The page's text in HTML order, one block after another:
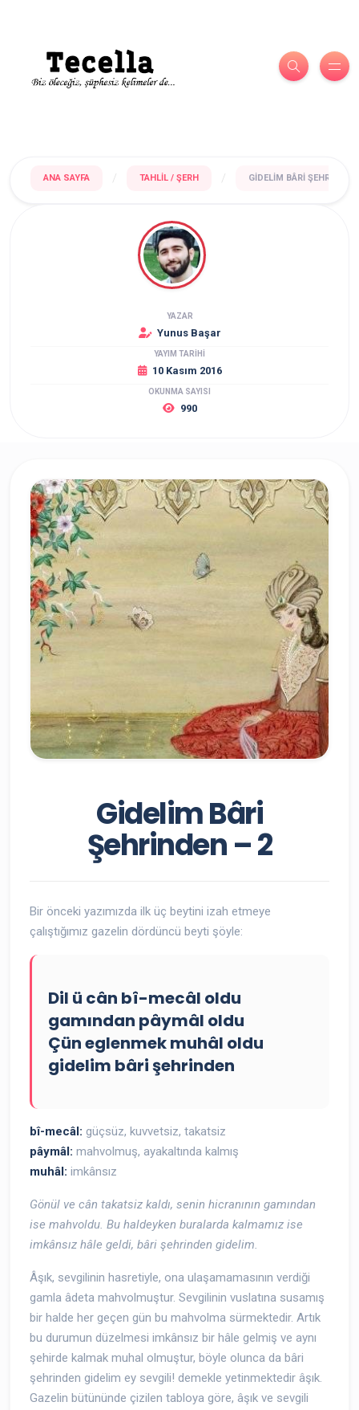
ANA SAYFA / TAHLIL / ŞERH / GIDELIM BÂRI
YAZAR
Yunus Başar
YAYIM TARİHİ
10 Kasım 2016
OKUNMA SAYISI
990
Gidelim Bâri
Şehrinden – 2
Bir önceki yazımızda ilk üç beytini izah etmeye
çalıştığımız gazelin dördüncü beyti şöyle:
Dil ü cân bî-mecâl oldu
gamından pâymâl oldu
Çün eglenmek muhâl oldu
gidelim bâri şehrinden
bî-mecâl: güçsüz, kuvvetsiz, takatsiz
pâymâl: mahvolmuş, ayakaltında kalmış
muhâl: imkânsız
Gönül ve cân takatsiz kaldı, senin hicranının gamından
ise mahvoldu. Bu haldeyken buralarda kalmamız ise
imkânsız hâle geldi, bâri şehrinden gidelim.
Âşık, sevgilinin hasretiyle, ona ulaşamamasının verdiği
gamla âdeta mahvolmuştur. Sevgilinin vuslatına susamış
bir halde her geçen gün bu mahvolma sürmektedir. Artık
bu durumun düzelmesi imkânsız bir hâle gelmiş ve aynı
şehirde kalmak muhal olmuştur, böyle olunca da bâri
şehrinden gidelim ey sevgili! demekle yetinmektedir âşık.
Gazelin bütününde çizilen tabloya göre, âşık ve sevgili